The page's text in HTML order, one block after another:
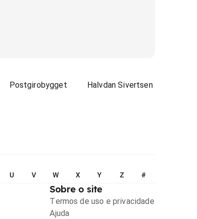
Postgirobygget Halvdan Sivertsen
U V W X Y Z #
Sobre o site
Termos de uso e privacidade
Ajuda